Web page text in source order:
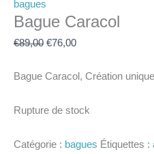
bagues
Bague Caracol
€89,00 €76,00
Bague Caracol, Création
Rupture de stock
Catégorie : bagues Étiquettes :